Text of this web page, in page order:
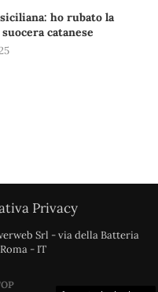
ho rubato la
catanese
Privacy
Srl - via della Batteria
- IT